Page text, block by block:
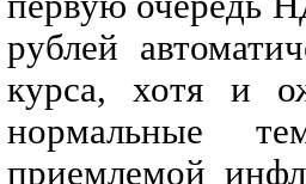
рублей
курса, хотя и
нормальные
приемлемой